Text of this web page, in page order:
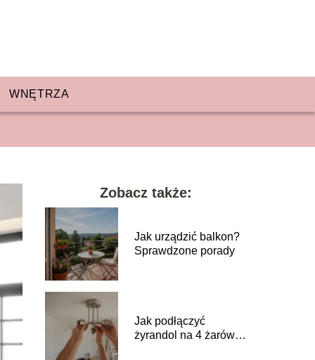
WNĘTRZA
Zobacz także:
Jak urządzić balkon?
Sprawdzone porady
Jak podłączyć
żyrandol na 4 żarówki